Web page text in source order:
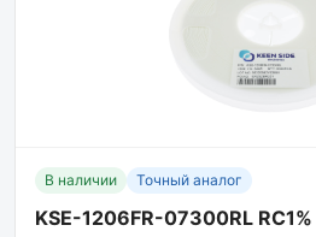
В наличии Точный аналог
KSE-1206FR-07300RL